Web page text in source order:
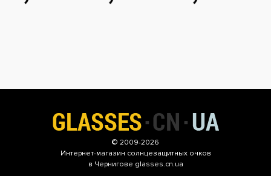
© 2009-2026
Интернет-магазин солнцезащитных очков
в Чернигове glasses.cn.ua